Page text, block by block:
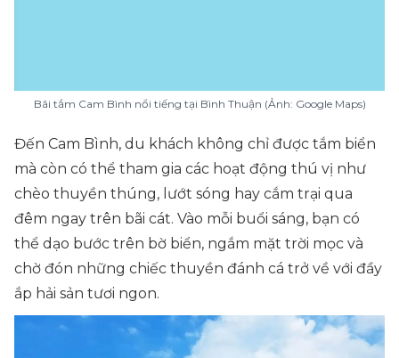
Bãi tắm Cam Bình nổi tiếng tại Bình Thuận (Ảnh: Google Maps)
Đến Cam Bình, du khách không chỉ được tắm biển
mà còn có thể tham gia các hoạt động thú vị như
chèo thuyền thúng, lướt sóng hay cắm trại qua
đêm ngay trên bãi cát. Vào mỗi buổi sáng, bạn có
thể dạo bước trên bờ biển, ngắm mặt trời mọc và
chờ đón những chiếc thuyền đánh cá trở về với đầy
ắp hải sản tươi ngon.